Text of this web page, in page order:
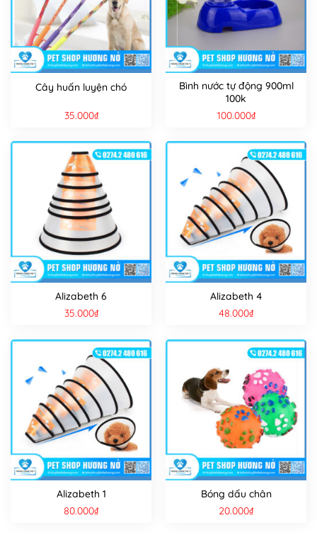
Cây huấn luyện chó
35.000₫
Bình nước tự động 900ml
100k
100.000₫
Alizabeth 6
35.000₫
Alizabeth 4
48.000₫
Alizabeth 1
80.000₫
Bóng dấu chân
20.000₫